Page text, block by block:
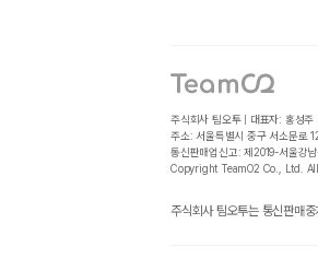
주식회사 팀오투 | 대표자: 홍성
주소: 서울특별시 중구 서소문로
통신판매업신고: 제2019-서울강
Copyright TeamO2 Co., Ltd.
주식회사 팀오투는 통신판매